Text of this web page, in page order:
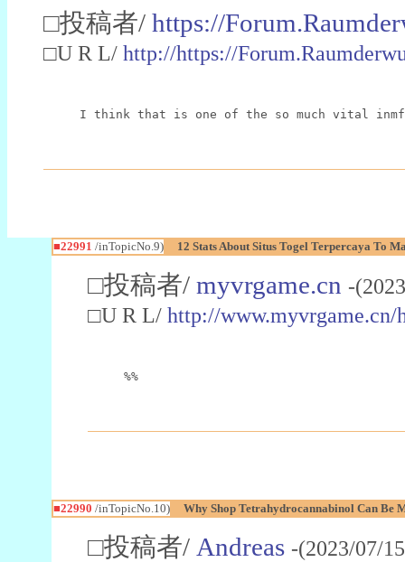
□投稿者/ https://
□U R L/ http://https://
I think that is one of the so much vital
■22991 /inTopicNo.9) 12 Stats About Situs Togel Terpercaya To
□投稿者/ myvrgame.cn -
□U R L/ http://www.myvrgame.cn/
%%
■22990 /inTopicNo.10) Why Shop Tetrahydrocannabinol Can Be
□投稿者/ Andreas -(2023/07/